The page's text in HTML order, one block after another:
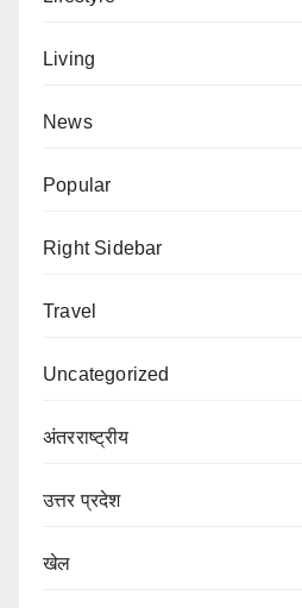
Living
News
Popular
Right Sidebar
Travel
Uncategorized
अंतरराष्ट्रीय
उत्तर प्रदेश
खेल